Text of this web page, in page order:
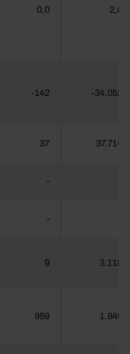
0,0 2,8
-142 -34.053
37 37.714
-
-
9 3.118
959 1.949